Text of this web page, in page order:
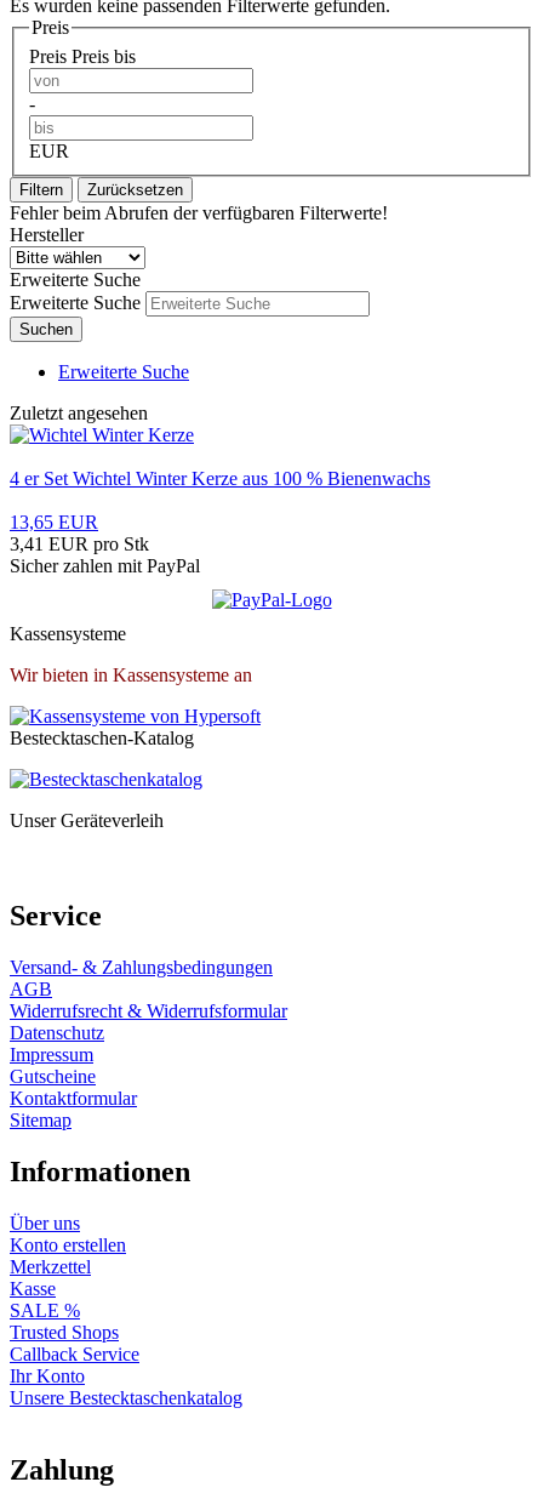
Es wurden keine passenden Filterwerte gefunden.
Preis
Preis Preis bis
-
EUR
Filtern Zurücksetzen
Fehler beim Abrufen der verfügbaren Filterwerte!
Hersteller
Erweiterte Suche
Erweiterte Suche
Suchen
Erweiterte Suche
Zuletzt angesehen
4 er Set Wichtel Winter Kerze aus 100 % Bienenwachs
13,65 EUR
3,41 EUR pro Stk
Sicher zahlen mit PayPal
Kassensysteme
Wir bieten in Kassensysteme an
Bestecktaschen-Katalog
Unser Geräteverleih
Service
Versand- & Zahlungsbedingungen
AGB
Widerrufsrecht & Widerrufsformular
Datenschutz
Impressum
Gutscheine
Kontaktformular
Sitemap
Informationen
Über uns
Konto erstellen
Merkzettel
Kasse
SALE %
Trusted Shops
Callback Service
Ihr Konto
Unsere Bestecktaschenkatalog
Zahlung